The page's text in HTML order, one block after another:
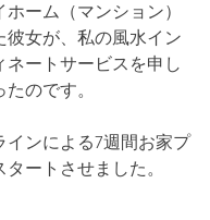
ーム（マンション）
彼女が、私の風水イン
ネートサービスを申し
のです。
インによる7週間お家プ
ートさせました。